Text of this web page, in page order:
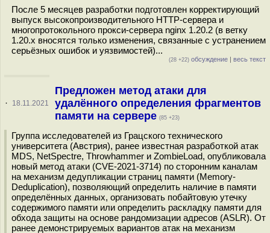
После 5 месяцев разработки подготовлен корректирующий
выпуск высокопроизводительного HTTP-сервера и
многопротокольного прокси-сервера nginx 1.20.2 (в ветку
1.20.х вносятся только изменения, связанные с устранением
серьёзных ошибок и уязвимостей)...
(28 +22) обсуждение | весь текст
· 18.11.2021
Предложен метод атаки для
удалённого определения фрагментов
памяти на сервере (85 +23)
Группа исследователей из Грацского технического
университета (Австрия), ранее известная разработкой атак
MDS, NetSpectre, Throwhammer и ZombieLoad, опубликовала
новый метод атаки (CVE-2021-3714) по сторонним каналам
на механизм дедупликации страниц памяти (Memory-
Deduplication), позволяющий определить наличие в памяти
определённых данных, организовать побайтовую утечку
содержимого памяти или определить раскладку памяти для
обхода защиты на основе рандомизации адресов (ASLR). От
ранее демонстрируемых вариантов атак на механизм